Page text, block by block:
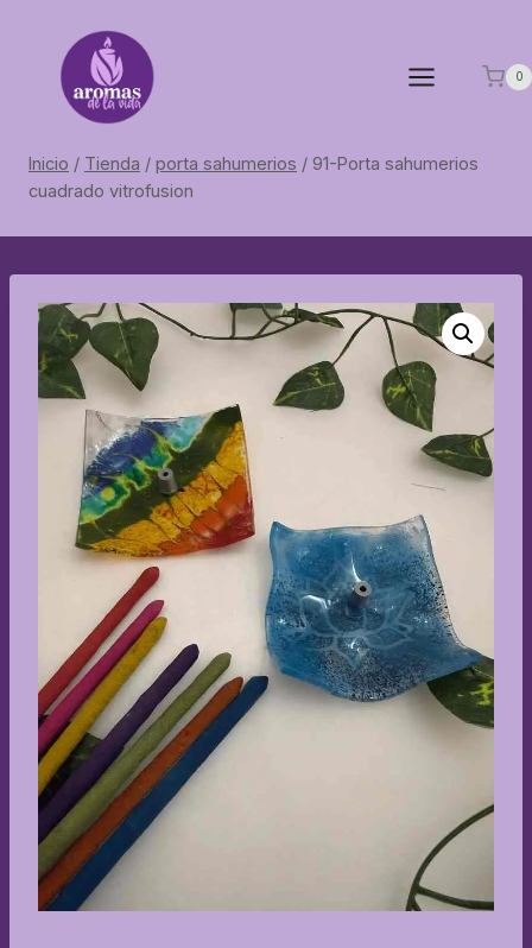
contenido
0
Inicio / Tienda / porta sahumerios / 91-Porta sahumerios
cuadrado vitrofusion